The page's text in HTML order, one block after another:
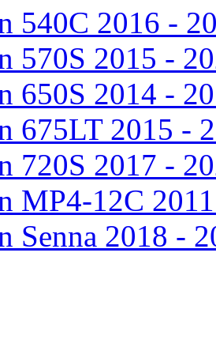
540C 2016 -
570S 2015 -
650S 2014 -
675LT 2015 -
720S 2017 -
MP4-12C
Senna 2018 -